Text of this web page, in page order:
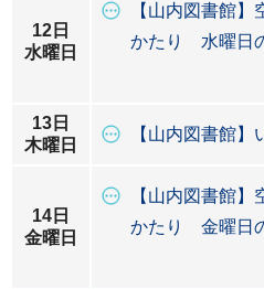
12日
水曜日
【山内図書館
かたり 水曜日
13日
木曜日
【山内図書館】
14日
金曜日
【山内図書館
かたり 金曜日